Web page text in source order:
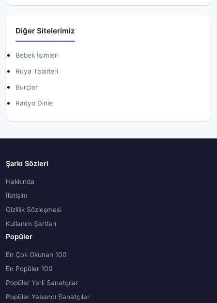
Diğer Sitelerimiz
Bebek İsimleri
Rüya Tabirleri
Burçlar
Radyo Dinle
Şarkı Sözleri
Hakkında
İletişim
Gizlilik Sözleşmesi
Kullanım Şartları
Popüler
En Çok Okunan 100
En Popüler 100
Popüler Yerli Sanatçılar
Popüler Yabancı Sanatçılar